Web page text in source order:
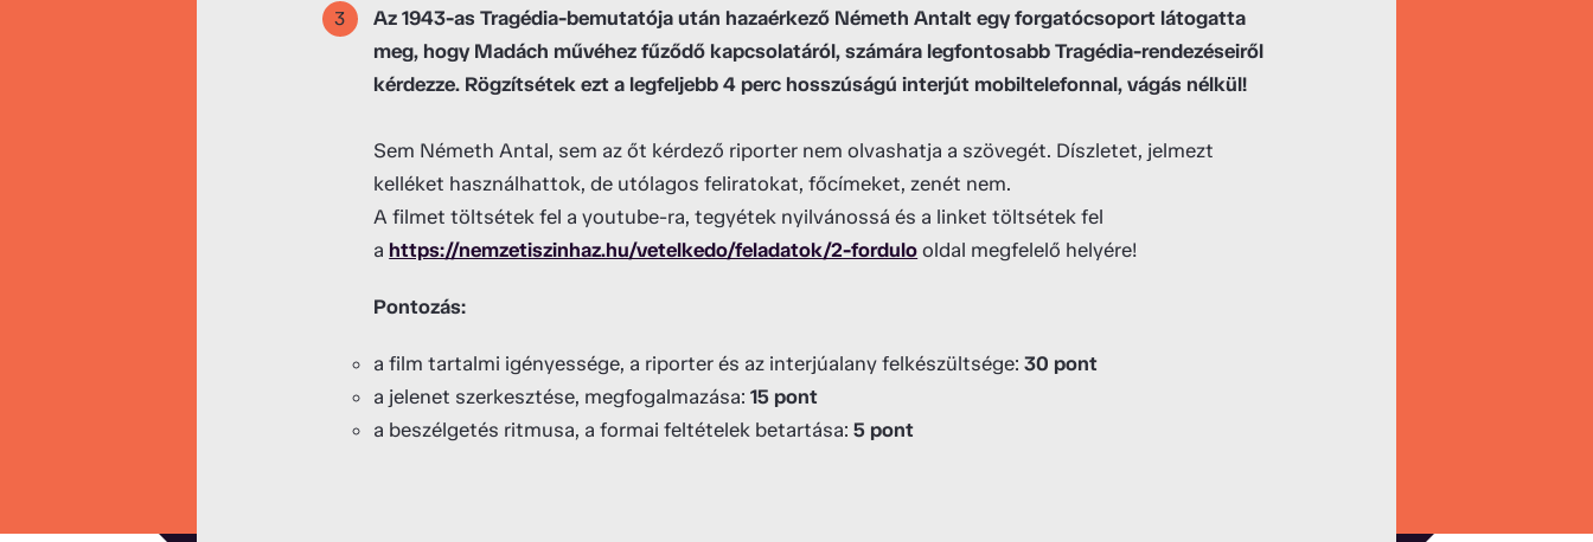
Az 1943-as Tragédia-bemutatója után hazaérkező Németh Antalt egy forgatócsoport látogatta
meg, hogy Madách művéhez fűződő kapcsolatáról, számára legfontosabb Tragédia-rendezéseiről
kérdezze. Rögzítsétek ezt a legfeljebb 4 perc hosszúságú interjút mobiltelefonnal, vágás nélkül!
Sem Németh Antal, sem az őt kérdező riporter nem olvashatja a szövegét. Díszletet, jelmezt
kelléket használhattok, de utólagos feliratokat, főcímeket, zenét nem.
A filmet töltsétek fel a youtube-ra, tegyétek nyilvánossá és a linket töltsétek fel
a https://nemzetiszinhaz.hu/vetelkedo/feladatok/2-fordulo oldal megfelelő helyére!
Pontozás:
a film tartalmi igényessége, a riporter és az interjúalany felkészültsége:30 pont
a jelenet szerkesztése, megfogalmazása:15 pont
a beszélgetés ritmusa, a formai feltételek betartása:5 pont